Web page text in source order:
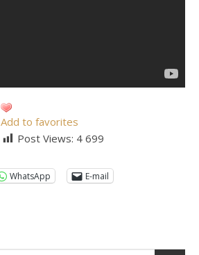
Add to favorites
Post Views: 4 699
WhatsApp E-mail